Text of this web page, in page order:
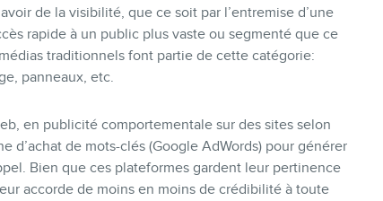
de la visibilité, que ce soit par l’entremise d’une
rapide à un public plus vaste ou segmenté que ce
traditionnels font partie de cette catégorie:
panneaux, etc.
en publicité comportementale sur des sites selon
d’achat de mots-clés (Google AdWords) pour générer
Bien que ces plateformes gardent leur pertinence
accorde de moins en moins de crédibilité à toute